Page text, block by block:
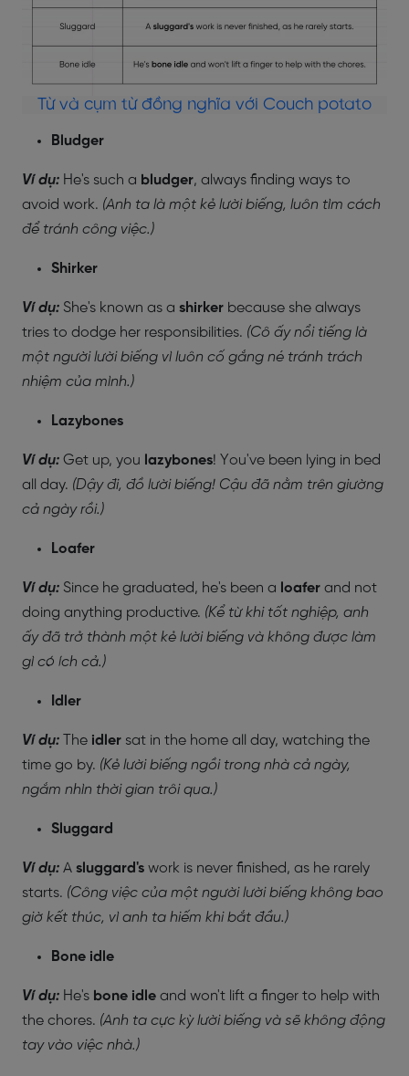
Từ và cụm từ đồng nghĩa với Couch potato
Bludger
Ví dụ: He's such a bludger, always finding ways to
avoid work. (Anh ta là một kẻ lười biếng, luôn tìm cách
để tránh công việc.)
Shirker
Ví dụ: She's known as a shirker because she always
tries to dodge her responsibilities. (Cô ấy nổi tiếng là
một người lười biếng vì luôn cố gắng né tránh trách
nhiệm của mình.)
Lazybones
Ví dụ: Get up, you lazybones! You've been lying in bed
all day. (Dậy đi, đồ lười biếng! Cậu đã nằm trên giường
cả ngày rồi.)
Loafer
Ví dụ: Since he graduated, he's been a loafer and not
doing anything productive. (Kể từ khi tốt nghiệp, anh
ấy đã trở thành một kẻ lười biếng và không được làm
gì có ích cả.)
Idler
Ví dụ: The idler sat in the home all day, watching the
time go by. (Kẻ lười biếng ngồi trong nhà cả ngày,
ngắm nhìn thời gian trôi qua.)
Sluggard
Ví dụ: A sluggard's work is never finished, as he rarely
starts. (Công việc của một người lười biếng không bao
giờ kết thúc, vì anh ta hiếm khi bắt đầu.)
Bone idle
Ví dụ: He's bone idle and won't lift a finger to help with
the chores. (Anh ta cực kỳ lười biếng và sẽ không động
tay vào việc nhà.)